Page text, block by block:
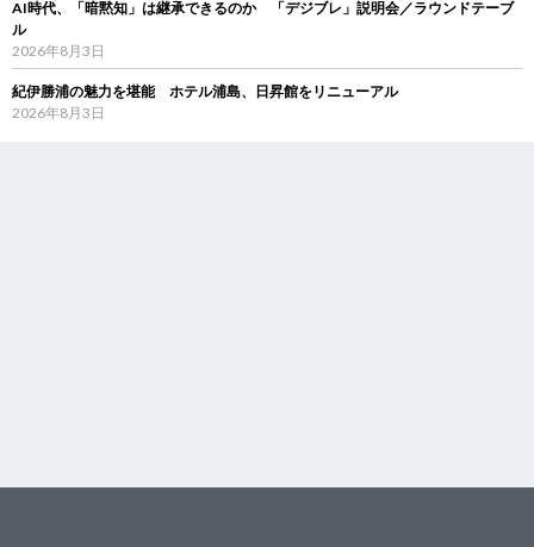
AI時代、「暗黙知」は継承できるのか 「デジブレ」説明会／ラウンドテーブ
ル
2026年8月3日
紀伊勝浦の魅力を堪能 ホテル浦島、日昇館をリニューアル
2026年8月3日